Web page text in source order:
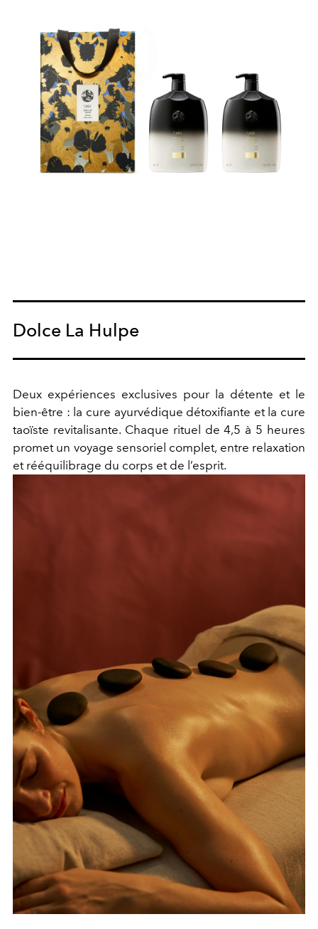
Dolce La Hulpe
Deux expériences exclusives pour la détente et le
bien-être : la cure ayurvédique détoxifiante et la cure
taoïste revitalisante. Chaque rituel de 4,5 à 5 heures
promet un voyage sensoriel complet, entre relaxation
et rééquilibrage du corps et de l’esprit.